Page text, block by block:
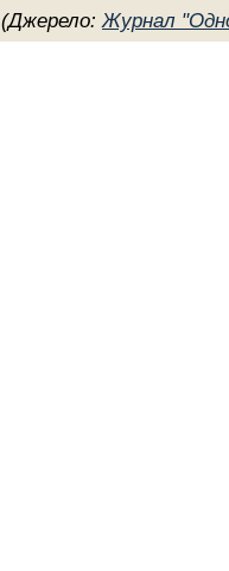
(Джерело: Журнал